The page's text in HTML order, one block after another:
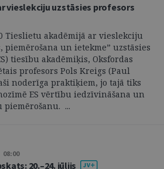
vieslekciju uzstāsies profesors
Tieslietu akadēmijā ar vieslekciju
piemērošana un ietekme” uzstāsies
tiesību akadēmiķis, Oksfordas
profesors Pols Kreigs (Paul
noderīga praktiķiem, jo tajā tiks
ES vērtību iedzīvināšana un
piemērošanu. ...
08:00
20.–24. jūlijs